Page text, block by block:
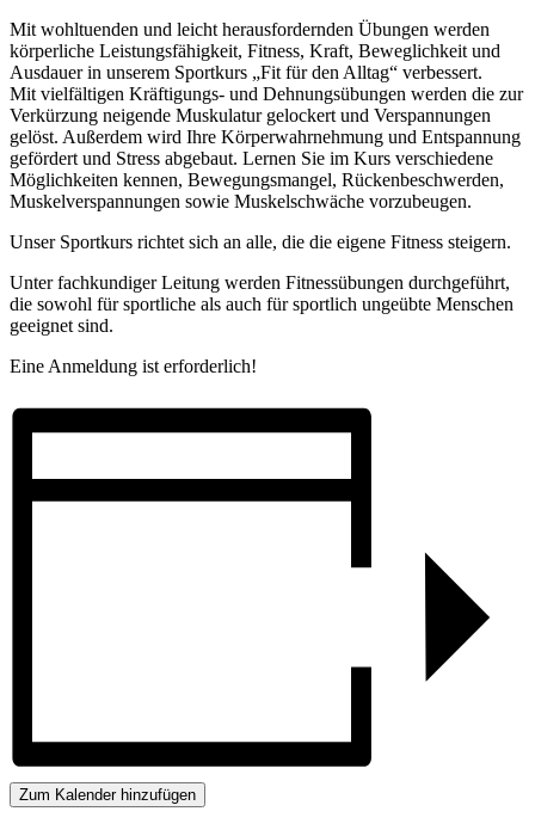
Mit wohltuenden und leicht herausfordernden Übungen werden
körperliche Leistungsfähigkeit, Fitness, Kraft, Beweglichkeit und
Ausdauer in unserem Sportkurs „Fit für den Alltag“ verbessert.
Mit vielfältigen Kräftigungs- und Dehnungsübungen werden die zur
Verkürzung neigende Muskulatur gelockert und Verspannungen
gelöst. Außerdem wird Ihre Körperwahrnehmung und Entspannung
gefördert und Stress abgebaut. Lernen Sie im Kurs verschiedene
Möglichkeiten kennen, Bewegungsmangel, Rückenbeschwerden,
Muskelverspannungen sowie Muskelschwäche vorzubeugen.
Unser Sportkurs richtet sich an alle, die die eigene Fitness steigern.
Unter fachkundiger Leitung werden Fitnessübungen durchgeführt,
die sowohl für sportliche als auch für sportlich ungeübte Menschen
geeignet sind.
Eine Anmeldung ist erforderlich!
Zum Kalender hinzufügen